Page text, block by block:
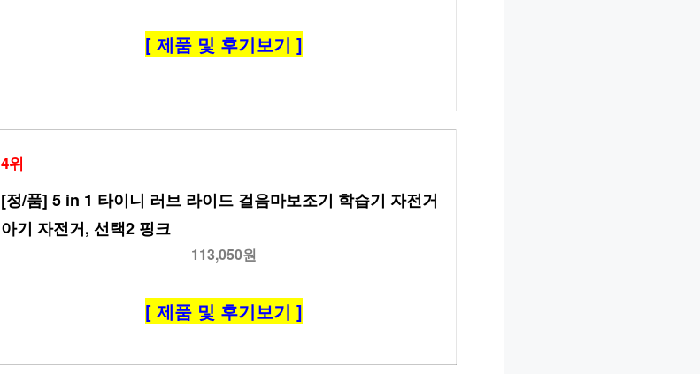
[ 제품 및 후기보기 ]
4위
[정/품] 5 in 1 타이니 러브 라이드 걸음마보조기 학습기 자전거
아기 자전거, 선택2 핑크
113,050원
[ 제품 및 후기보기 ]